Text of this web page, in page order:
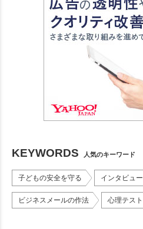
KEYWORDS 人気のキーワード
子どもの安全を守る インタビュー
ビジネスメールの作法 心理テスト